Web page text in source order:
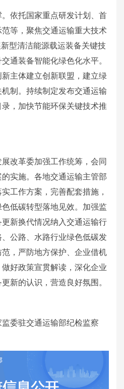
。依托国家重点研发计划、首
等，聚焦交通运输重大技术
型清洁能源载运装备关键技
通装备智能化绿色化水平。
主体建立创新联盟，建立绿
制。持续制定发布交通运输
，加快节能环保关键技术推
改革委加强工作统筹，会同
实施。各地交通运输主管部
工作方案，完善配套措施，
低碳转型落地见效。加强监
新换代情况纳入交通运输行
公路、水路行业绿色低碳发
，严防地方保护、企业借机
好政策宣贯解读，深化企业
新的认识，营造良好氛围。
委驻交通运输部纪检监察